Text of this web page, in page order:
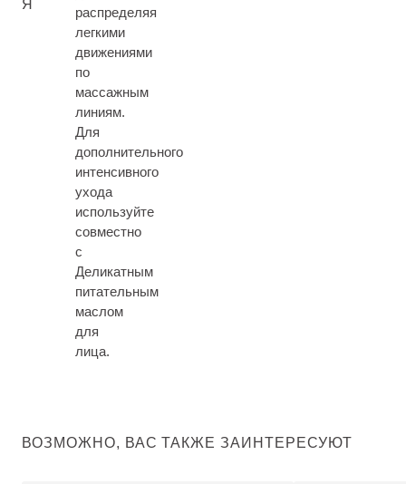
Я
распределяя
легкими
движениями
по
массажным
линиям.
Для
дополнительного
интенсивного
ухода
используйте
совместно
с
Деликатным
питательным
маслом
для
лица.
ВОЗМОЖНО, ВАС ТАКЖЕ ЗАИНТЕРЕСУЮТ